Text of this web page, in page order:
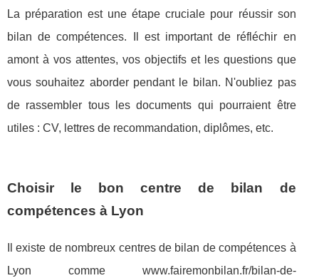
La préparation est une étape cruciale pour réussir son
bilan de compétences. Il est important de réfléchir en
amont à vos attentes, vos objectifs et les questions que
vous souhaitez aborder pendant le bilan. N'oubliez pas
de rassembler tous les documents qui pourraient être
utiles : CV, lettres de recommandation, diplômes, etc.
Choisir le bon centre de bilan de
compétences à Lyon
Il existe de nombreux centres de bilan de compétences à
Lyon comme www.fairemonbilan.fr/bilan-de-